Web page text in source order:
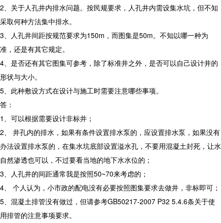
2、关于人孔井内排水问题。按民规要求，人孔井内需设集水坑，但不知
采取何种方法集中排水。
3、人孔井间距按规范要求为150m，而图集是50m。不知以哪一种为
准，还是有其它规定。
4、是否还有其它图集可参考，除了标准井之外，是否可以自己设计井的
形状与大小。
5、此种敷设方式在设计与施工时需要注意哪些事项。
答：
1、可以根据需要设计非标井；
2、 井孔内的排水，如果有条件设置排水泵的，应设置排水泵，如果没有
办法设置排水泵的，在集水坑底部设置溢水孔，不要用混凝土封死，让水
自然渗透也可以，不过要看当地的地下水水位的；
3、人孔井的间距通常我是按照50~70来考虑的；
4、 个人认为，小市政的配电没有必要按照图集要求去做井，非标即可；
5、混凝土排管没有做过，但请参考GB50217-2007 P32 5.4.6条关于使
用排管的注意事项要求。